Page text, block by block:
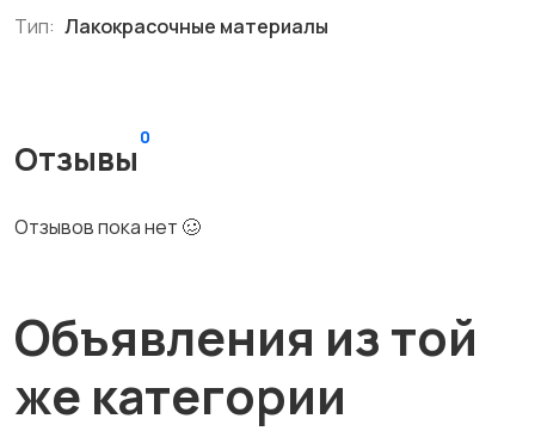
Тип: Лакокрасочные материалы
Отзывы
0
Отзывов пока нет 🥴
Объявления из той
же категории